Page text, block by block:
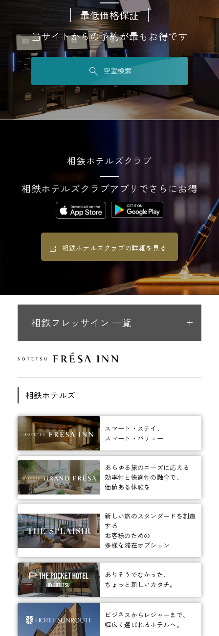
最低価格保証
当サイトからの予約が最もお得です
空室検索
相鉄ホテルズクラブ
相鉄ホテルズクラブアプリでさらにお得
相鉄ホテルズクラブの詳細を見る
相鉄フレッサイン 一覧
相鉄ホテルズ
スマート・ステイ、
スマート・バリュー
あらゆる旅のニーズに応える
効率性と快適性の融合で、
価値ある体験を
新しい旅のスタンダードを創造
する
お客様のための
多様な滞在オプション
ありそうでなかった、
ちょっと新しいカタチ。
ビジネスからレジャーまで、
幅広く選ばれるホテルへ。